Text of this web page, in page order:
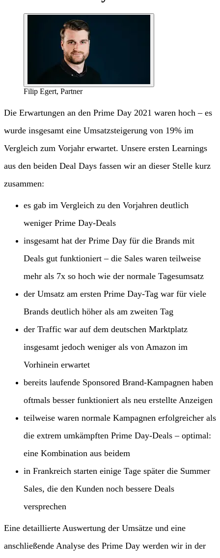
Filip Egert, Partner
Die Erwartungen an den Prime Day 2021 waren hoch – es
wurde insgesamt eine Umsatzsteigerung von 19% im
Vergleich zum Vorjahr erwartet. Unsere ersten Learnings
aus den beiden Deal Days fassen wir an dieser Stelle kurz
zusammen:
es gab im Vergleich zu den Vorjahren deutlich
weniger Prime Day-Deals
insgesamt hat der Prime Day für die Brands mit
Deals gut funktioniert – die Sales waren teilweise
mehr als 7x so hoch wie der normale Tagesumsatz
der Umsatz am ersten Prime Day-Tag war für viele
Brands deutlich höher als am zweiten Tag
der Traffic war auf dem deutschen Marktplatz
insgesamt jedoch weniger als von Amazon im
Vorhinein erwartet
bereits laufende Sponsored Brand-Kampagnen haben
oftmals besser funktioniert als neu erstellte Anzeigen
teilweise waren normale Kampagnen erfolgreicher als
die extrem umkämpften Prime Day-Deals – optimal:
eine Kombination aus beidem
in Frankreich starten einige Tage später die Summer
Sales, die den Kunden noch bessere Deals
versprechen
Eine detaillierte Auswertung der Umsätze und eine
anschließende Analyse des Prime Day werden wir in der